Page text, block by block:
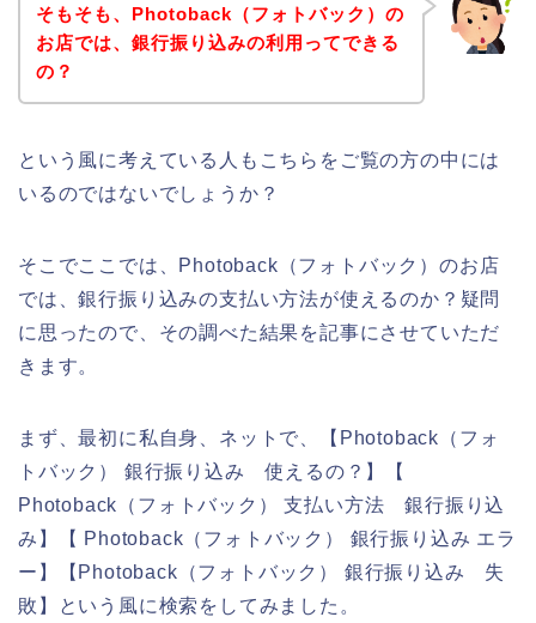
そもそも、Photoback（フォトバック）の
お店では、銀行振り込みの利用ってできる
の？
という風に考えている人もこちらをご覧の方の中には
いるのではないでしょうか？
そこでここでは、Photoback（フォトバック）のお店
では、銀行振り込みの支払い方法が使えるのか？疑問
に思ったので、その調べた結果を記事にさせていただ
きます。
まず、最初に私自身、ネットで、【Photoback（フォ
トバック） 銀行振り込み 使えるの？】【
Photoback（フォトバック） 支払い方法 銀行振り込
み】【 Photoback（フォトバック） 銀行振り込み エラ
ー】【Photoback（フォトバック） 銀行振り込み 失
敗】という風に検索をしてみました。